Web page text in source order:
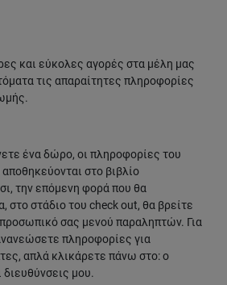
και εύκολες αγορές στα μέλη μας
τις απαραίτητες πληροφορίες
ένα δώρο, οι πληροφορίες του
στο βιβλίο
την επόμενη φορά που θα
στο στάδιο του check out, θα βρείτε
σας μενού παραληπτών. Για
πληροφορίες για
απλά κλικάρετε πάνω στο: ο
μου.